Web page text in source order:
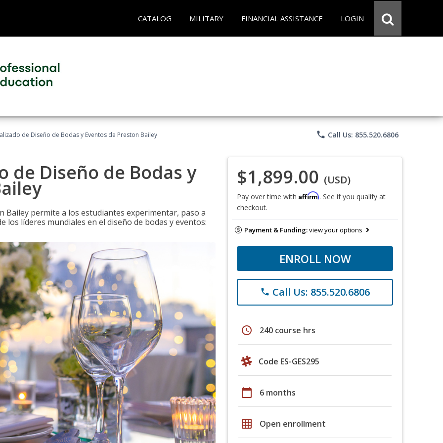
CATALOG MILITARY FINANCIAL ASSISTANCE LOGIN
de Diseño de Bodas y Eventos de Preston Bailey phone Call Us: 855.520.6806
de Diseño de Bodas y
Bailey permite a los estudiantes experimentar, paso a
los líderes mundiales en el diseño de bodas y eventos:
$1,899.00 (USD)
Pay over time with Affirm. See if you qualify at
checkout.
Payment & Funding:view your options
ENROLL NOW
phone Call Us: 855.520.6806
schedule 240 course hrs
Code ES-GES295
calendar_today 6 months
grid_on Open enrollment